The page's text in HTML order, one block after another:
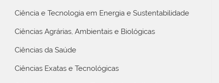
Ciência e Tecnologia em Energia e Sustentabilidade
Ciências Agrárias, Ambientais e Biológicas
Ciências da Saúde
Ciências Exatas e Tecnológicas